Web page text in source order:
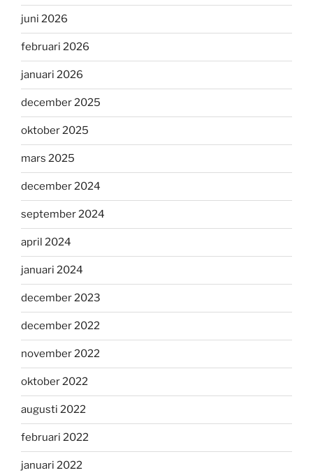
juni 2026
februari 2026
januari 2026
december 2025
oktober 2025
mars 2025
december 2024
september 2024
april 2024
januari 2024
december 2023
december 2022
november 2022
oktober 2022
augusti 2022
februari 2022
januari 2022